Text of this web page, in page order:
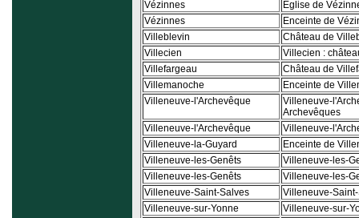
Vézinnes
Église de
Vézinnes
Enceinte de
Villeblevin
Château de
Villecien
Villecien :
Villefargeau
Château de
Villemanoche
Enceinte de
Villeneuve-l'Archevêque
Villeneuve-
Archevêques
Villeneuve-l'Archevêque
Villeneuve-
Villeneuve-la-Guyard
Enceinte de
Villeneuve-les-Genêts
Villeneuve-les-
Villeneuve-les-Genêts
Villeneuve-les-
Villeneuve-Saint-Salves
Villeneuve-
Villeneuve-sur-Yonne
Villeneuve-sur-